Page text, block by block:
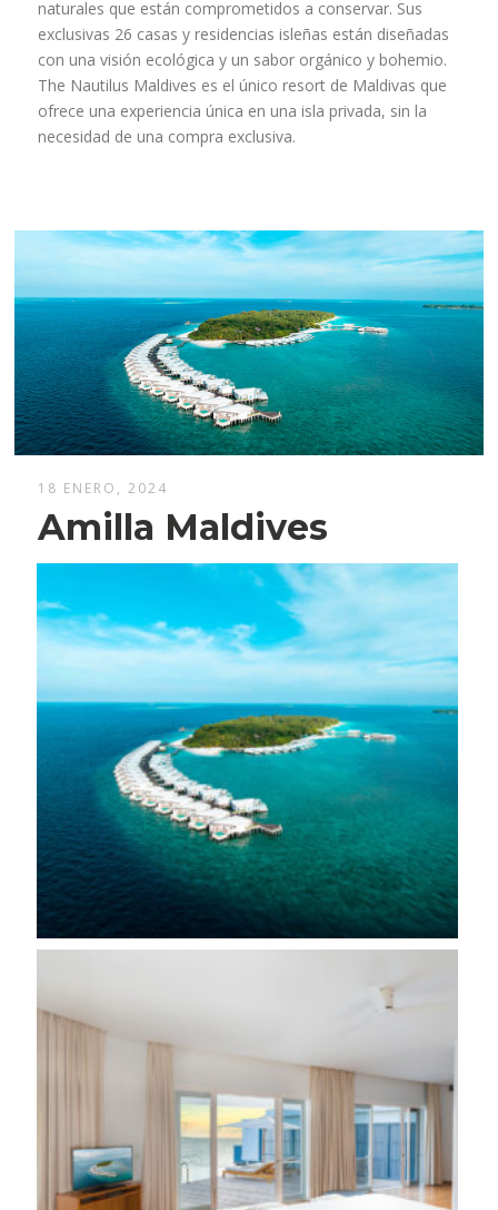
naturales que están comprometidos a conservar. Sus
exclusivas 26 casas y residencias isleñas están diseñadas
con una visión ecológica y un sabor orgánico y bohemio.
The Nautilus Maldives es el único resort de Maldivas que
ofrece una experiencia única en una isla privada, sin la
necesidad de una compra exclusiva.
18 ENERO, 2024
Amilla Maldives